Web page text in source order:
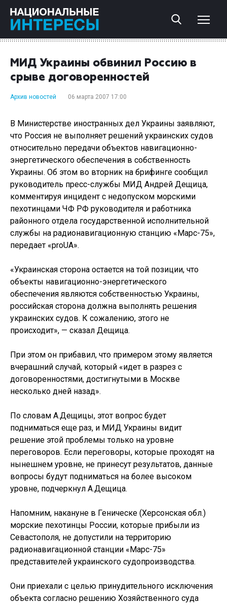
МИД Украины обвинил Россию в
срыве договоренностей
Архив новостей 06 марта 2007 17:00
В Министерстве иностранных дел Украины заявляют,
что Россия не выполняет решений украинских судов
относительно передачи объектов навигационно-
энергетического обеспечения в собственность
Украины. Об этом во вторник на брифинге сообщил
руководитель пресс-службы МИД Андрей Дещица,
комментируя инцидент с недопуском морскими
пехотинцами ЧФ РФ руководителя и работника
районного отдела государственной исполнительной
службы на радионавигационную станцию «Марс-75»,
передает «proUA».
«Украинская сторона остается на той позиции, что
объекты навигационно-энергетического
обеспечения являются собственностью Украины,
российская сторона должна выполнять решения
украинских судов. К сожалению, этого не
происходит», — сказал Дещица.
При этом он прибавил, что примером этому является
вчерашний случай, который «идет в разрез с
договоренностями, достигнутыми в Москве
несколько дней назад».
По словам А.Дещицы, этот вопрос будет
подниматься еще раз, и МИД Украины видит
решение этой проблемы только на уровне
переговоров. Если переговоры, которые проходят на
нынешнем уровне, не принесут результатов, данные
вопросы будут подниматься на более высоком
уровне, подчеркнул А.Дещица.
Напомним, накануне в Геническе (Херсонская обл.)
морские пехотинцы России, которые прибыли из
Севастополя, не допустили на территорию
радионавигационной станции «Марс-75»
представителей украинского судопроизводства.
Они приехали с целью принудительного исключения
объекта согласно решению Хозяйственного суда